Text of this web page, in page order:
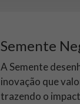
Semente
A Semente
inovação que
trazendo o